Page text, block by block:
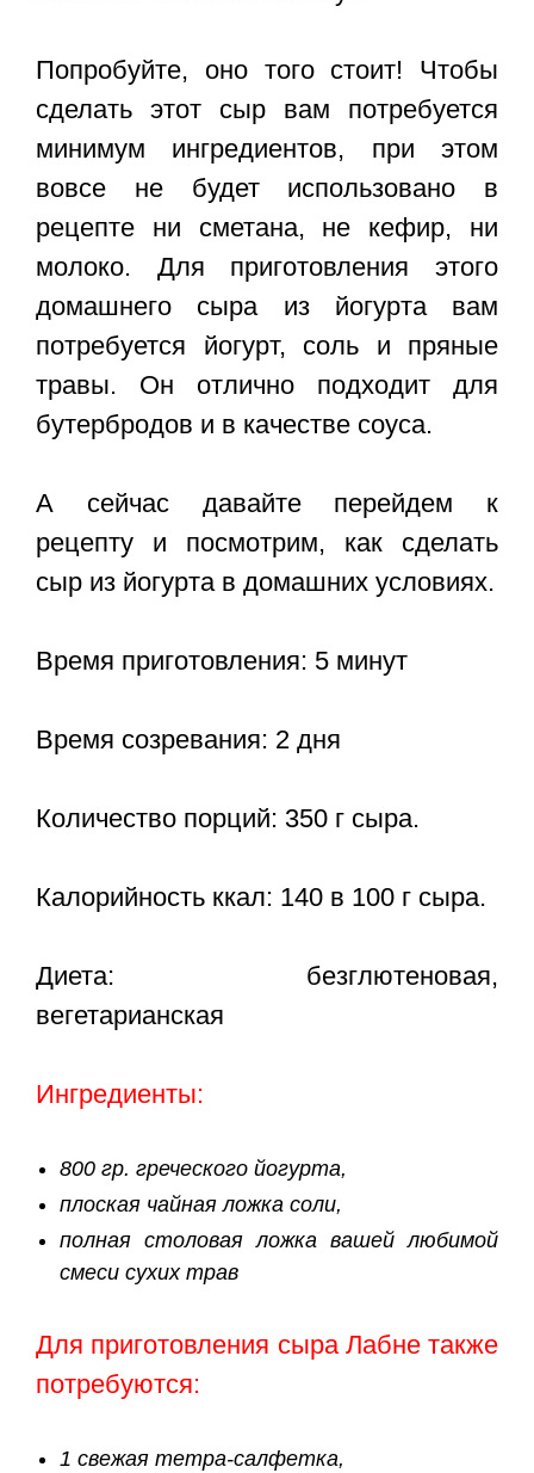
Попробуйте, оно того стоит! Чтобы
сделать этот сыр вам потребуется
минимум ингредиентов, при этом
вовсе не будет использовано в
рецепте ни сметана, не кефир, ни
молоко. Для приготовления этого
домашнего сыра из йогурта вам
потребуется йогурт, соль и пряные
травы. Он отлично подходит для
бутербродов и в качестве соуса.
А сейчас давайте перейдем к
рецепту и посмотрим, как сделать
сыр из йогурта в домашних условиях.
Время приготовления: 5 минут
Время созревания: 2 дня
Количество порций: 350 г сыра.
Калорийность ккал: 140 в 100 г сыра.
Диета: безглютеновая,
вегетарианская
Ингредиенты:
800 гр. греческого йогурта,
плоская чайная ложка соли,
полная столовая ложка вашей любимой
смеси сухих трав
Для приготовления сыра Лабне также
потребуются:
1 свежая тетра-салфетка,